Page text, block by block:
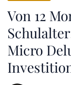
Von 12
Micro